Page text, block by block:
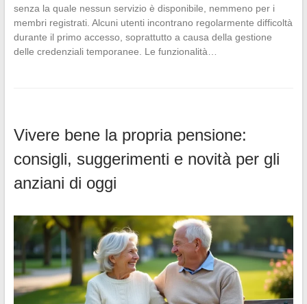
senza la quale nessun servizio è disponibile, nemmeno per i
membri registrati. Alcuni utenti incontrano regolarmente difficoltà
durante il primo accesso, soprattutto a causa della gestione
delle credenziali temporanee. Le funzionalità…
Vivere bene la propria pensione:
consigli, suggerimenti e novità per gli
anziani di oggi